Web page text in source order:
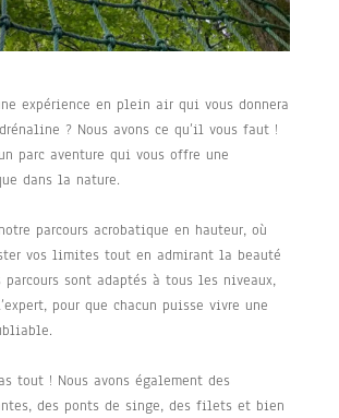
expérience en plein air qui vous donnera
? Nous avons ce qu’il vous faut !
parc aventure qui vous offre une
dans la nature.
parcours acrobatique en hauteur, où
vos limites tout en admirant la beauté
sont adaptés à tous les niveaux,
pour que chacun puisse vivre une
tout ! Nous avons également des
des ponts de singe, des filets et bien